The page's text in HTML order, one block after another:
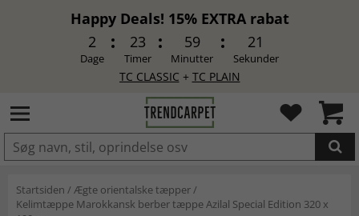
Happy Deals! 15% EXTRA rabat
2
Dage
23
Timer
59
Minutter
20
Sekunder
TC CLASSIC + TC PLAIN
LAGT I INDKØBSKURVEN.
Startsiden /Ægte orientalske tæpper/
Kelimtæppe Marokkansk berber tæppe Azilal Special Edition 320 x